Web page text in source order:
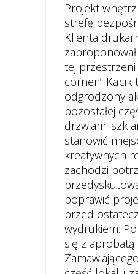
Projekt
strefę
Klienta
tej
corner”. Kącik
odgrodzony
pozostałej
drzwiami
stanowić
kreatywnych
zachodzi
poprawić
przed
wydrukiem.
się z aprobatą